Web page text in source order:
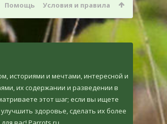
Помощь Условия и правила
историями и мечтами, интересной и
их содержании и разведении в
этот шаг; если вы ищете
здоровье, сделать их более